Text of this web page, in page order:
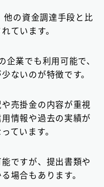
他の資金調達手段と比
ています。
企業でも利用可能で、
ないのが特徴です。
売掛金の内容が重視
情報や過去の実績が
ています。
ですが、提出書類や
場合もあります。